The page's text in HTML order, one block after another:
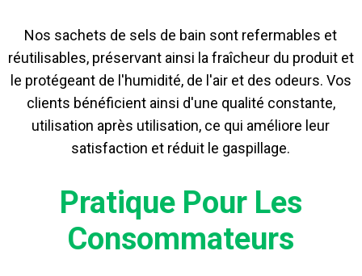
Nos sachets de sels de bain sont refermables et
réutilisables, préservant ainsi la fraîcheur du produit et
le protégeant de l'humidité, de l'air et des odeurs. Vos
clients bénéficient ainsi d'une qualité constante,
utilisation après utilisation, ce qui améliore leur
satisfaction et réduit le gaspillage.
Pratique Pour Les
Consommateurs